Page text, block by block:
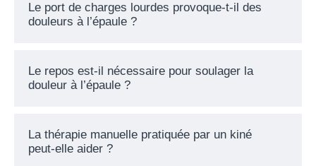
Le port de charges lourdes provoque-t-il des
douleurs à l’épaule ?
Le repos est-il nécessaire pour soulager la
douleur à l’épaule ?
La thérapie manuelle pratiquée par un kiné
peut-elle aider ?